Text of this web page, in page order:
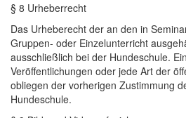
§ 8 Urheberrecht
Das Urheberecht der an den in
Gruppen- oder Einzelunterricht
ausschließlich bei der Hundeschule.
Veröffentlichungen oder jede Art der
obliegen der vorherigen Zustimmung
Hundeschule.